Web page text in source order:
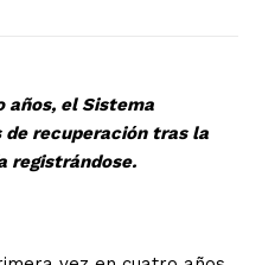
años, el Sistema
de recuperación tras la
registrándose.